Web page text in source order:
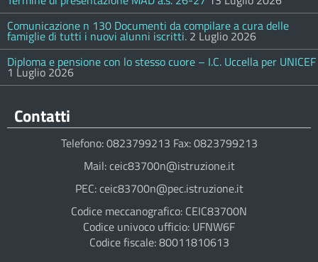
Comunicazione n 130 Documenti da compilare a cura delle
famiglie di tutti i nuovi alunni iscritti. 2 Luglio 2026
Diploma e pensione con lo stesso cuore – I.C. Uccella per UNICEF
1 Luglio 2026
Contatti
Telefono: 0823799213 Fax: 0823799213
Mail: ceic83700n@istruzione.it
PEC: ceic83700n@pec.istruzione.it
Codice meccanografico: CEIC83700N
Codice univoco ufficio: UFNW6F
Codice fiscale: 80011810613